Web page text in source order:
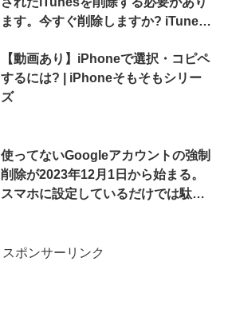
ます。今すぐ削除しますか? iTunes
ん。」が出る理由と対処法
【動画あり】iPhoneで選択・コピペ
するには? | iPhoneそもそもシリー
ズ
使ってないGoogleアカウントの強制
削除が2023年12月1日から始まる。
スマホに設定しているだけでは駄目
スポンサーリンク